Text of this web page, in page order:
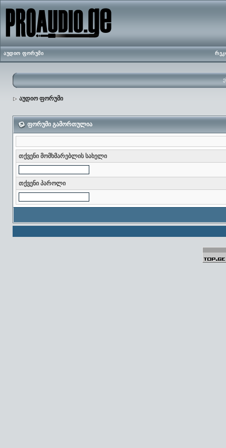
აუდიო ფორუმი
აუდიო ფორუმი
ფორუმი გამორთულია
თქვენი მომხმარებლის სახელი
თქვენი პაროლი